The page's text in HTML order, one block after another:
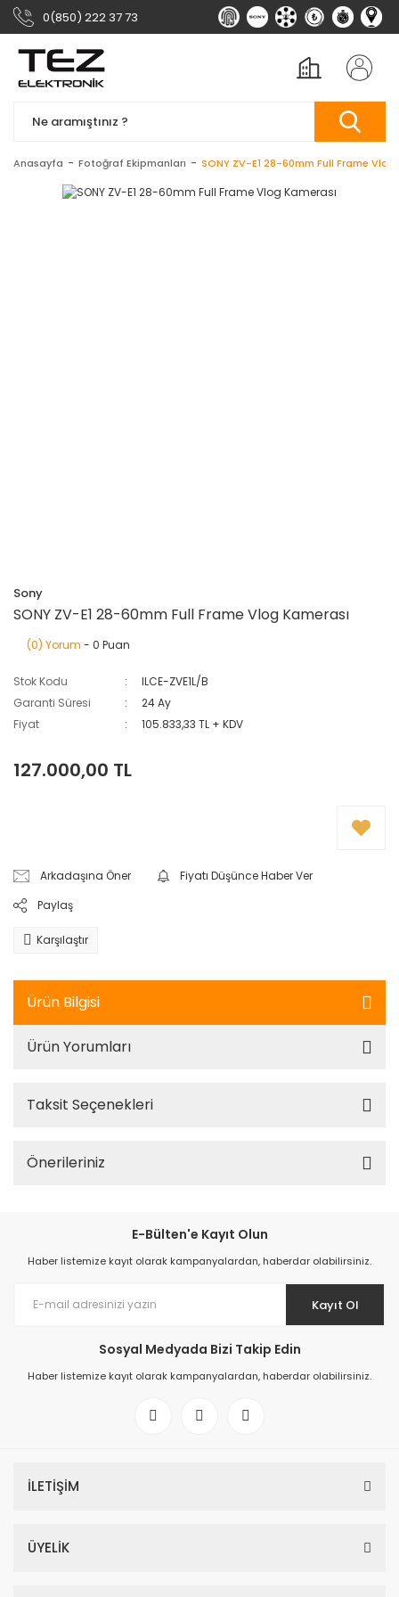
0(850) 222 37 73
Anasayfa Fotoğraf Ekipmanları SONY ZV-E1 28-60mm Full Frame Vlog
Sony
SONY ZV-E1 28-60mm Full Frame Vlog Kamerası
(0) Yorum - 0 Puan
Stok Kodu
ILCE-ZVE1L/B
Garanti Süresi
24 Ay
Fiyat
105.833,33 TL + KDV
127.000,00 TL
Arkadaşına Öner
Fiyatı Düşünce Haber Ver
Paylaş
Karşılaştır
Ürün Bilgisi
Ürün Yorumları
Taksit Seçenekleri
Önerileriniz
E-Bülten'e Kayıt Olun
Haber listemize kayıt olarak kampanyalardan, haberdar olabilirsiniz.
Kayıt Ol
Sosyal Medyada Bizi Takip Edin
Haber listemize kayıt olarak kampanyalardan, haberdar olabilirsiniz.
İLETİŞİM
ÜYELİK